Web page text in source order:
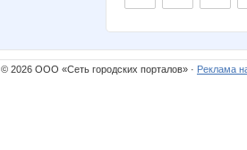
© 2026 ООО «Сеть городских порталов» · Реклама